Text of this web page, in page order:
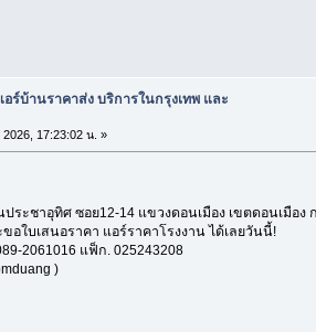
ร์บ้านราคาส่ง บริการในกรุงเทพ และ
17:23:02 น. »
ประชาอุทิศ ซอย12-14 แขวงดอนเมือง เขตดอนเมือง
อใบเสนอราคา แอร์ราคาโรงงาน ได้เลยวันนี้!
2061016 แฟ็ก. 025243208
)